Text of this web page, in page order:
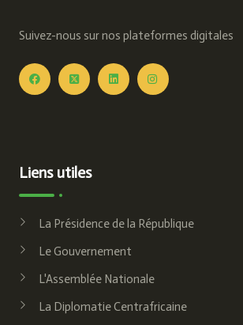
Suivez-nous sur nos plateformes digitales
Liens utiles
La Présidence de la République
Le Gouvernement
L'Assemblée Nationale
La Diplomatie Centrafricaine